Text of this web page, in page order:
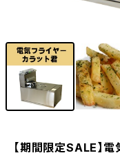
【期間限定SALE】